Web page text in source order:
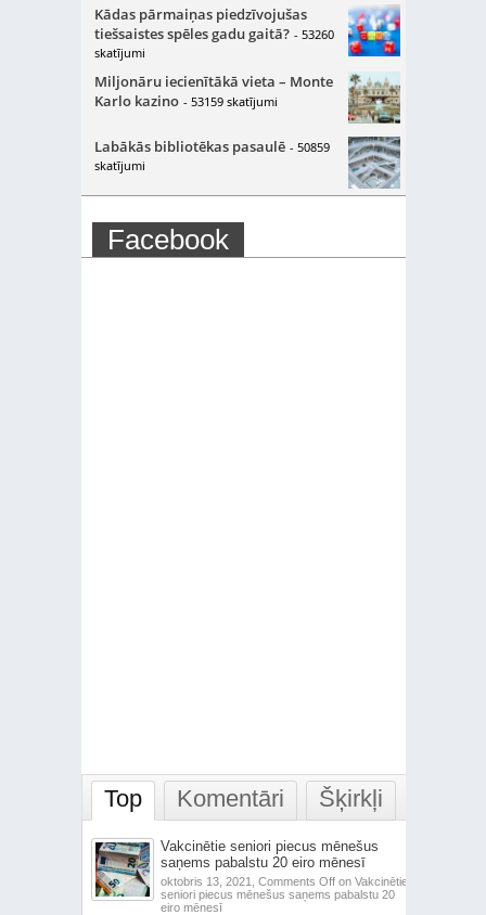
Kādas pārmaiņas piedzīvojušas
tiešsaistes spēles gadu gaitā? - 53260
skatījumi
Miljonāru iecienītākā vieta – Monte
Karlo kazino - 53159 skatījumi
Labākās bibliotēkas pasaulē - 50859
skatījumi
Facebook
Top Komentāri Šķirkļi
Vakcinētie seniori piecus mēnešus
saņems pabalstu 20 eiro mēnesī
oktobris 13, 2021, Comments Offon Vakcinētie
seniori piecus mēnešus saņems pabalstu 20
eiro mēnesī